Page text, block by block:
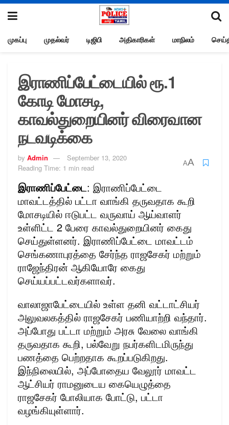
முகப்பு முதல்வர் டிஜிபி அதிகாரிகள் மாநிலம்
இராணிப்பேட்டையில் ரூ.1
கோடி மோசடி,
காவல்துறையினர் விரைவான
நடவடிக்கை
by Admin
September 13, 2020
Reading Time: 1 min read
AA
இராணிப்பேட்டை: இராணிப்பேட்டை
மாவட்டத்தில் பட்டா வாங்கி தருவதாக கூறி
மோசடியில் ஈடுபட்ட வருவாய் ஆய்வாளர்
உள்ளிட்ட 2 பேரை காவல்துறையினர் கைது
செய்துள்ளனர். இராணிப்பேட்டை மாவட்டம்
செங்கணாபுரத்தை சேர்ந்த ராஜசேகர் மற்றும்
ராஜேந்திரன் ஆகியோரே கைது
செய்யப்பட்டவர்களாவர்.
வாலாஜாபேட்டையில் உள்ள தனி வட்டாட்சியர்
அலுவலகத்தில் ராஜசேகர் பணியாற்றி வந்தார்.
அப்போது பட்டா மற்றும் அரசு வேலை வாங்கி
தருவதாக கூறி, பல்வேறு நபர்களிடமிருந்து
பணத்தை பெற்றதாக கூறப்படுகிறது.
இந்நிலையில், அப்போதைய வேலூர் மாவட்ட
ஆட்சியர் ராமனுடைய கையெழுத்தை
ராஜசேகர் போலியாக போட்டு, பட்டா
வழங்கியுள்ளார்.